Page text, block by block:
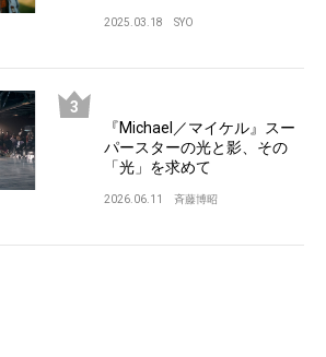
2025.03.18 SYO
『Michael／マイケル』スー
パースターの光と影、その
「光」を求めて
2026.06.11 斉藤博昭